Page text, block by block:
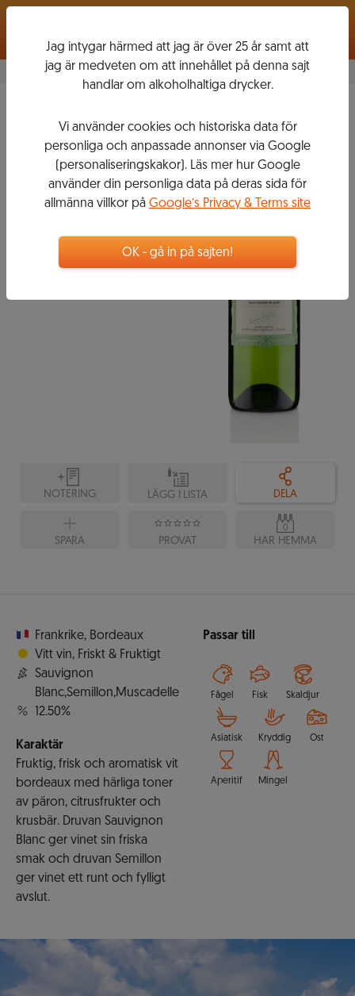
2019
CHÂTEAU
BONNET
kr
Flaska, 750 ml
NOTERING LÄGG I LISTA DELA
SPARA PROVAT
0
HAR HEMMA
Frankrike, Bordeaux
Vitt vin, Friskt & Fruktigt
Sauvignon
Blanc,Semillon,Muscadelle
12.50%
Karaktär
Fruktig, frisk och aromatisk vit
bordeaux med härliga toner
av päron, citrusfrukter och
krusbär. Druvan Sauvignon
Blanc ger vinet sin friska
smak och druvan Semillon
ger vinet ett runt och fylligt
avslut.
Passar till
Fågel Fisk Skaldjur
Asiatisk Kryddig Ost
Aperitif Mingel
Jag intygar härmed att jag är över 25 år samt att
jag är medveten om att innehållet på denna sajt
handlar om alkoholhaltiga drycker.
Vi använder cookies och historiska data för
personliga och anpassade annonser via Google
(personaliseringskakor). Läs mer hur Google
använder din personliga data på deras sida för
allmänna villkor på Google’s Privacy & Terms site
OK - gå in på sajten!